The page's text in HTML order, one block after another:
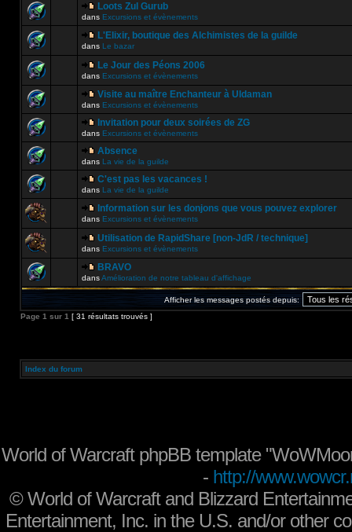
Loots Zul Gurub
dans Excursions et évènements
L'Elixir, boutique des Alchimistes de la guilde
dans Le bazar
Le Jour des Péons 2006
dans Excursions et évènements
Visite au maître Enchanteur à Uldaman
dans Excursions et évènements
Invitation pour deux soirées de ZG
dans Excursions et évènements
Absence
dans La vie de la guilde
C'est pas les vacances !
dans La vie de la guilde
Information sur les donjons que vous pouvez explorer
dans Excursions et évènements
Utilisation de RapidShare [non-JdR / technique]
dans Excursions et évènements
BRAVO
dansAmélioration de notre tableau d'affichage
Afficher les messages postés depuis:
Page 1 sur 1 [ 31 résultats trouvés ]
Index du forum
World of Warcraft phpBB template
- http://
©World of Warcraft and Blizzard
Entertainment, Inc. in the U.S. and/or other